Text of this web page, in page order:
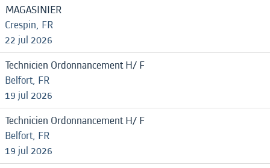
MAGASINIER
Crespin, FR
22 jul 2026
Technicien Ordonnancement H/ F
Belfort, FR
19 jul 2026
Technicien Ordonnancement H/ F
Belfort, FR
19 jul 2026